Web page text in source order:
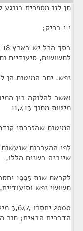
תן לנו מספרים
י י בריק;
לתשושים, סיעודיים
נפש. יתר המיטות הן
מיטות מתוך 11,413
המיטות שהזכרתי
לפי ההערכות
שייבנה בשנים הללו,
תשושי נפש
הדברים הבאים; תור